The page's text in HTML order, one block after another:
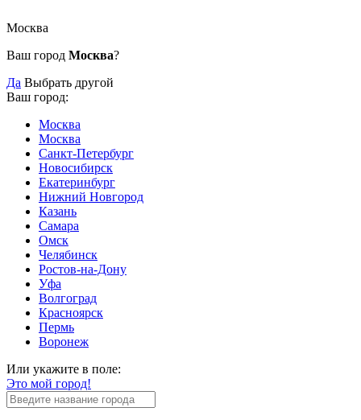
Москва
Ваш город Москва?
Да Выбрать другой
Ваш город:
Москва
Москва
Санкт-Петербург
Новосибирск
Екатеринбург
Нижний Новгород
Казань
Самара
Омск
Челябинск
Ростов-на-Дону
Уфа
Волгоград
Красноярск
Пермь
Воронеж
Или укажите в поле:
Это мой город!